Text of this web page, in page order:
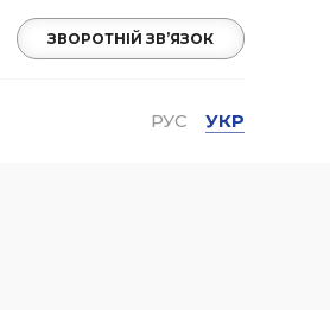
ЗВОРОТНІЙ ЗВ’ЯЗОК
РУС УКР